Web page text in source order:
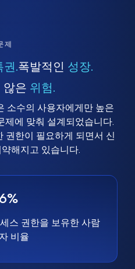
제
. 폭발적인 성장.
않은 위험.
소수의 사용자에게만 높은
제에 맞춰 설계되었습니다.
권한이 필요하게 되면서 신
해지고 있습니다.
스 권한을 보유한 사람
비율